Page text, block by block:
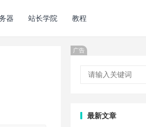
器 站长学院 教程
广告
最新文章